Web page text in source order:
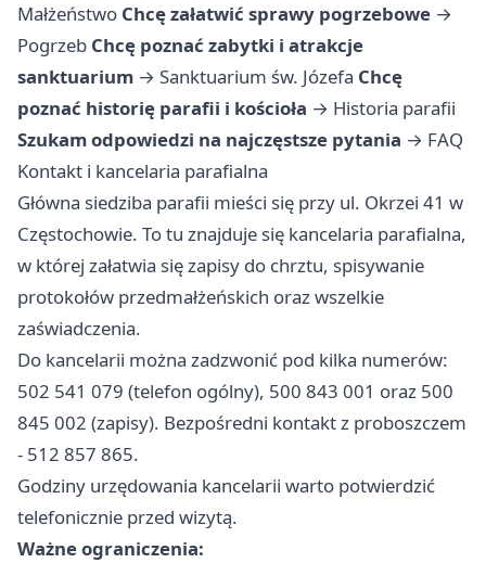
Małżeństwo Chcę załatwić sprawy pogrzebowe →
Pogrzeb Chcę poznać zabytki i atrakcje
sanktuarium → Sanktuarium św. Józefa Chcę
poznać historię parafii i kościoła → Historia parafii
Szukam odpowiedzi na najczęstsze pytania → FAQ
Kontakt i kancelaria parafialna
Główna siedziba parafii mieści się przy ul. Okrzei 41 w
Częstochowie. To tu znajduje się kancelaria parafialna,
w której załatwia się zapisy do chrztu, spisywanie
protokołów przedmałżeńskich oraz wszelkie
zaświadczenia.
Do kancelarii można zadzwonić pod kilka numerów:
502 541 079 (telefon ogólny), 500 843 001 oraz 500
845 002 (zapisy). Bezpośredni kontakt z proboszczem
- 512 857 865.
Godziny urzędowania kancelarii warto potwierdzić
telefonicznie przed wizytą.
Ważne ograniczenia: